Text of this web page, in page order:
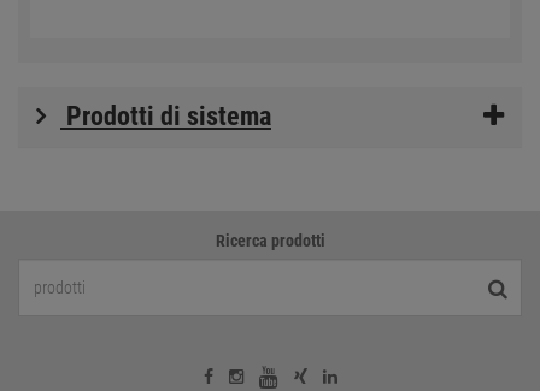
Prodotti di sistema
Ricerca prodotti